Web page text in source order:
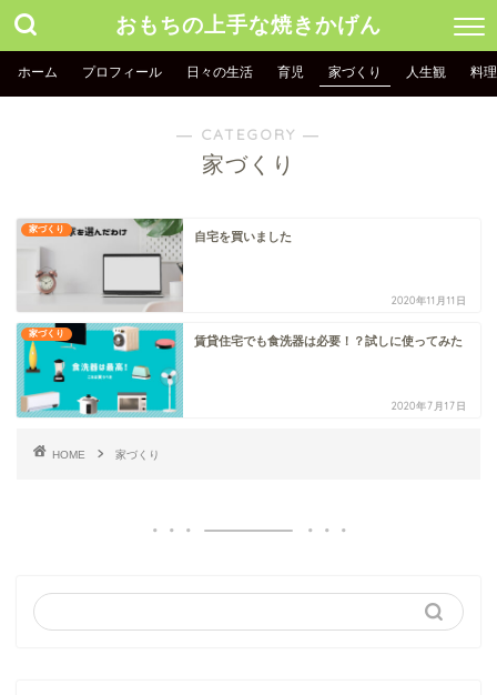
おもちの上手な焼きかげん
ホーム プロフィール 日々の生活 育児 家づくり 人生観 料理
― CATEGORY ―
家づくり
家づくり
自宅を買いました
2020年11月11日
家づくり
賃貸住宅でも食洗器は必要！？試しに使ってみた
2020年7月17日
HOME 家づくり